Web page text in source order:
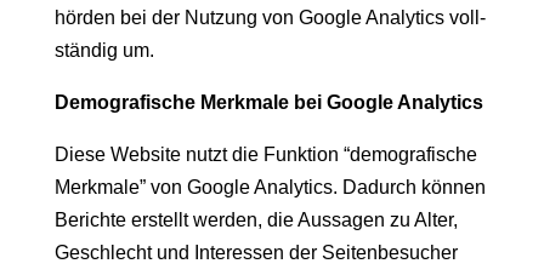
hör­den bei der Nutzung von Google Ana­lyt­ics voll­
ständig um.
Demografis­che Merk­male bei Google Analytics
Diese Web­site nutzt die Funk­tion “demografis­che
Merk­male” von Google Ana­lyt­ics. Dadurch kön­nen
Berichte erstellt wer­den, die Aus­sagen zu Alter,
Geschlecht und Inter­essen der Seit­enbe­such­er